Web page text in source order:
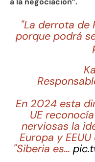
"La derrota de
porque podrá
En 2024 esta
UE
nerviosas la
Europa y
"Siberia es…